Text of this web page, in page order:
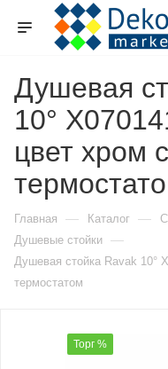
Душевая
10°
цвет хром с
Главная — Каталог —
Душевые стойки —
Душевая стойка Ravak 10°
термостатом
Торг %